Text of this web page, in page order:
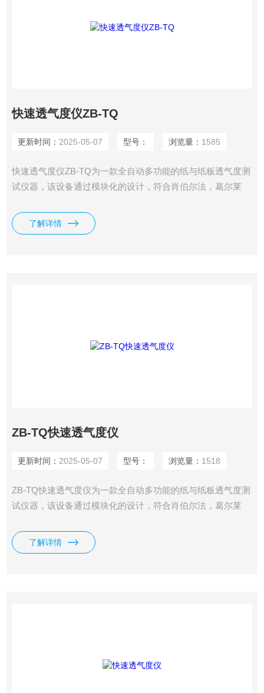
快速透气度仪ZB-TQ
更新时间： 2025-05-07 型号： 浏览量： 1585
快速透气度仪ZB-TQ为一款全自动多功能的纸与纸板透气度测
试仪器，该设备通过模块化的设计，符合肖伯尔法，葛尔莱
量面积，自动读数，自动计算透气度。测试原理：设备自动调
整到设定压差，并在压差稳定后自动读取气体流量.
了解详情
ZB-TQ快速透气度仪
更新时间： 2025-05-07 型号： 浏览量： 1518
ZB-TQ快速透气度仪为一款全自动多功能的纸与纸板透气度测
试仪器，该设备通过模块化的设计，符合肖伯尔法，葛尔莱
量面积，自动读数，自动计算透气度。测试原理：设备自动调
整到设定压差，并在压差稳定后自动读取气体流量.
了解详情